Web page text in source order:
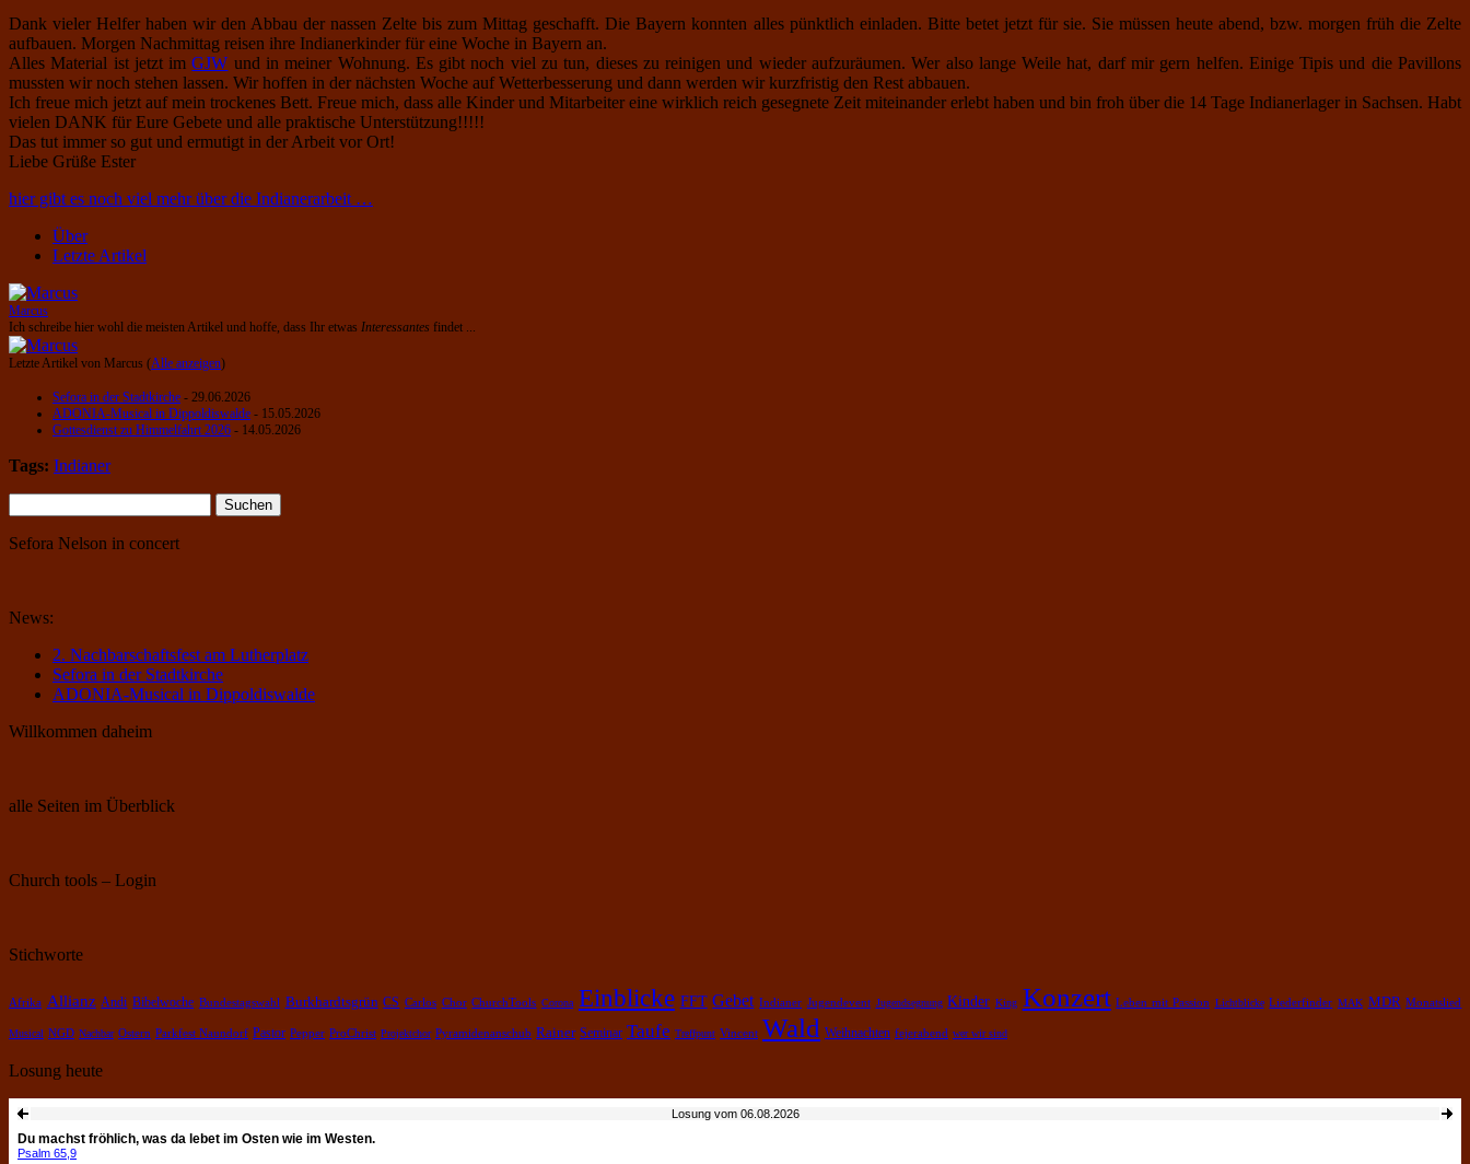
Dank vieler Helfer haben wir den Abbau der nassen Zelte bis zum Mittag geschafft. Die Bayern konnten alles pünktlich einladen. Bitte betet jetzt für sie. Sie müssen heute abend, bzw. morgen früh die Zelte
aufbauen. Morgen Nachmittag reisen ihre Indianerkinder für eine Woche in Bayern an.
Alles Material ist jetzt imGJW und in meiner Wohnung. Es gibt noch viel zu tun, dieses zu reinigen und wieder aufzuräumen. Wer also lange Weile hat, darf mir gern helfen. Einige Tipis und die Pavillons
mussten wir noch stehen lassen. Wir hoffen in der nächsten Woche auf Wetterbesserung und dann werden wir kurzfristig den Rest abbauen.
Ich freue mich jetzt auf mein trockenes Bett. Freue mich, dass alle Kinder und Mitarbeiter eine wirklich reich gesegnete Zeit miteinander erlebt haben und bin froh über die 14 Tage Indianerlager in Sachsen. Habt
vielen DANK für Eure Gebete und alle praktische Unterstützung!!!!!
Das tut immer so gut und ermutigt in der Arbeit vor Ort!
Liebe Grüße Ester
hier gibt es noch viel mehr über die Indianerarbeit …
Über
Letzte Artikel
Marcus
Ich schreibe hier wohl die meisten Artikel und hoffe, dass Ihr etwas Interessantes findet ...
Letzte Artikel von Marcus (Alle anzeigen)
Sefora in der Stadtkirche - 29.06.2026
ADONIA-Musical in Dippoldiswalde - 15.05.2026
Gottesdienst zu Himmelfahrt 2026 - 14.05.2026
Tags: Indianer
nach:
Sefora Nelson in concert
News:
2. Nachbarschaftsfest am Lutherplatz
Sefora in der Stadtkirche
ADONIA-Musical in Dippoldiswalde
Willkommen daheim
alle Seiten im Überblick
Church tools – Login
Stichworte
Afrika Allianz Andi Bibelwoche Bundestagswahl Burkhardtsgrün CS Carlos Chor ChurchTools Corona Einblicke FFT Gebet Indianer Jugendevent Jugendsegnung Kinder King Konzert Leben mit Passion Lichtblicke Liederfinder MAK MDR Monatslied
Musical NGD Nachbar Ostern Parkfest Naundorf Pastor Pepper ProChrist Projektchor Pyramidenanschub Rainer Seminar Taufe Treffpunt Vincent Wald Weihnachten fejerabend wer wir sind
Losung heute